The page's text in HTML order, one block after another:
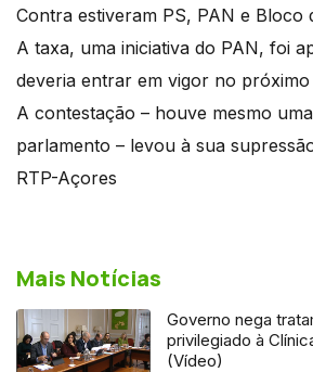
Contra estiveram PS, PAN e Bloco
A taxa, uma iniciativa do PAN, foi
deveria entrar em vigor no próximo
A contestação – houve mesmo
parlamento – levou à sua
RTP-Açores
Mais Notícias
Governo nega
privilegiado à
(Vídeo)